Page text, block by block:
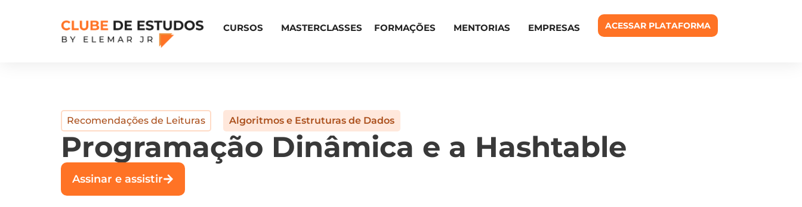
CURSOS MASTERCLASSES FORMAÇÕES MENTORIAS EMPRESAS ACESSAR PLATAFORMA
Recomendações de Leituras Algoritmos e Estruturas de Dados
Programação Dinâmica e a Hashtable
Assinar e assistir